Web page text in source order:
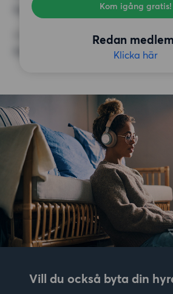
Kom igång gratis!
Redan
Klicka här
Inga speciella krav
ÖVRIGA PREFERENSER
Inga speciella preferenser
Vill du också byta din